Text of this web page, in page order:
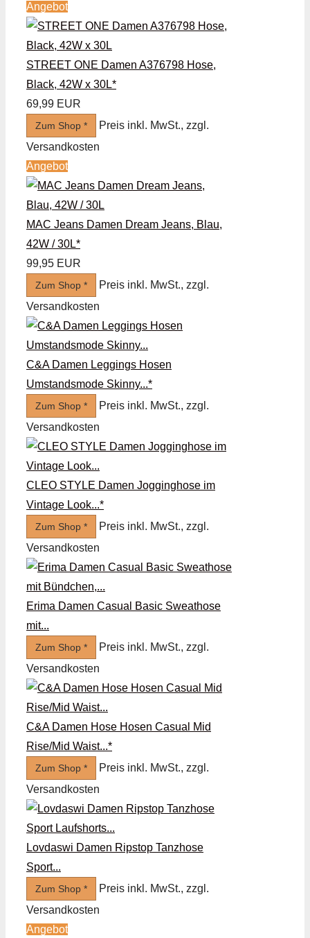
Angebot
STREET ONE Damen A376798 Hose,
Black, 42W x 30L*
69,99 EUR
Zum Shop *
Preis inkl. MwSt., zzgl.
Versandkosten
Angebot
MAC Jeans Damen Dream Jeans, Blau,
42W / 30L*
99,95 EUR
Zum Shop *
Preis inkl. MwSt., zzgl.
Versandkosten
C&A Damen Leggings Hosen
Umstandsmode Skinny...*
Zum Shop *
Preis inkl. MwSt., zzgl.
Versandkosten
CLEO STYLE Damen Jogginghose im
Vintage Look...*
Zum Shop *
Preis inkl. MwSt., zzgl.
Versandkosten
Erima Damen Casual Basic Sweathose
mit...
Zum Shop *
Preis inkl. MwSt., zzgl.
Versandkosten
C&A Damen Hose Hosen Casual Mid
Rise/Mid Waist...*
Zum Shop *
Preis inkl. MwSt., zzgl.
Versandkosten
Lovdaswi Damen Ripstop Tanzhose
Sport...
Zum Shop *
Preis inkl. MwSt., zzgl.
Versandkosten
Angebot